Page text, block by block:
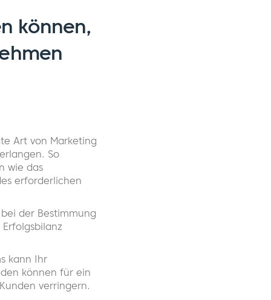
können,
Art von Marketing
So
wie das
erforderlichen
der Bestimmung
kann Ihr
können für ein
verringern.